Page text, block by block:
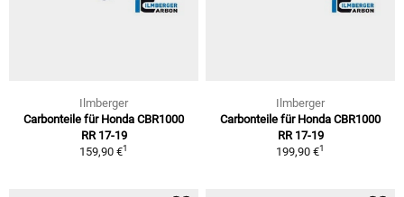
Ilmberger
Carbonteile für Honda CBR1000
RR 17-19
159,90 €1
Ilmberger
Carbonteile für Honda CBR1000
RR 17-19
199,90 €1